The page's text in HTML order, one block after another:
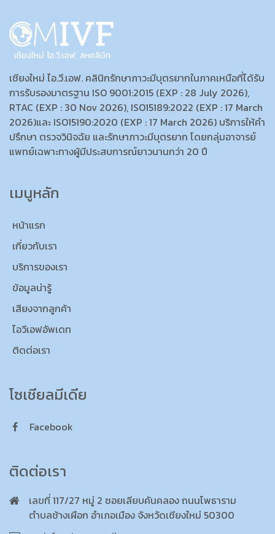
เชียงใหม่ ไอ.วี.เอฟ. คลินิกรักษาภาวะมีบุตรยากในภาคเหนือที่ได้รับ
การรับรองมาตรฐาน ISO 9001:2015 (EXP : 28 July 2026),
RTAC (EXP : 30 Nov 2026), ISO15189:2022 (EXP : 17 March
2026)และ ISO15190:2020 (EXP : 17 March 2026) บริการให้คำ
ปรึกษา ตรวจวินิจฉัย และรักษาภาวะมีบุตรยาก โดยกลุ่มอาจารย์
แพทย์เฉพาะทางผู้มีประสบการณ์ยาวนานกว่า 20 ปี
เมนูหลัก
หน้าแรก
เกี่ยวกับเรา
บริการของเรา
ข้อมูลน่ารู้
เสียงจากลูกค้า
ไอวีเอฟอัพเดท
ติดต่อเรา
โซเชียลมีเดีย
Facebook
ติดต่อเรา
เลขที่ 117/27 หมู่ 2 ซอยเลียบคันคลอง ถนนโพธาราม
ตำบลช้างเผือก อำเภอเมือง จังหวัดเชียงใหม่ 50300